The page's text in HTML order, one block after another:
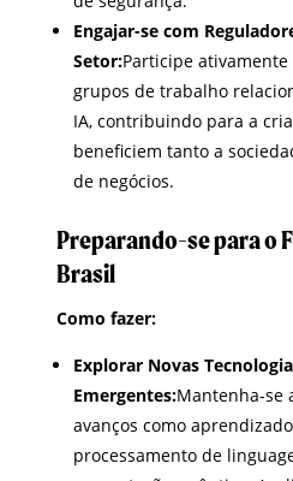
Engajar-se com
Setor:Participe
grupos de trabalho
IA, contribuindo para a
beneficiem tanto a
de negócios.
Preparando-se para o
Brasil
Como fazer:
Explorar Novas
Emergentes:Mantenha-se
avanços como
processamento de